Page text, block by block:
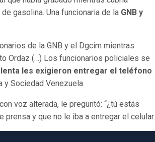
gasolina. Una funcionaria de la GNB y
de la GNB y el Dgcim mientras
Ordaz (…) Los funcionarios policiales se
les exigieron entregar el teléfono
y Sociedad Venezuela
voz alterada, le preguntó: “¿tú estás
prensa y que no le iba a entregar el celular.